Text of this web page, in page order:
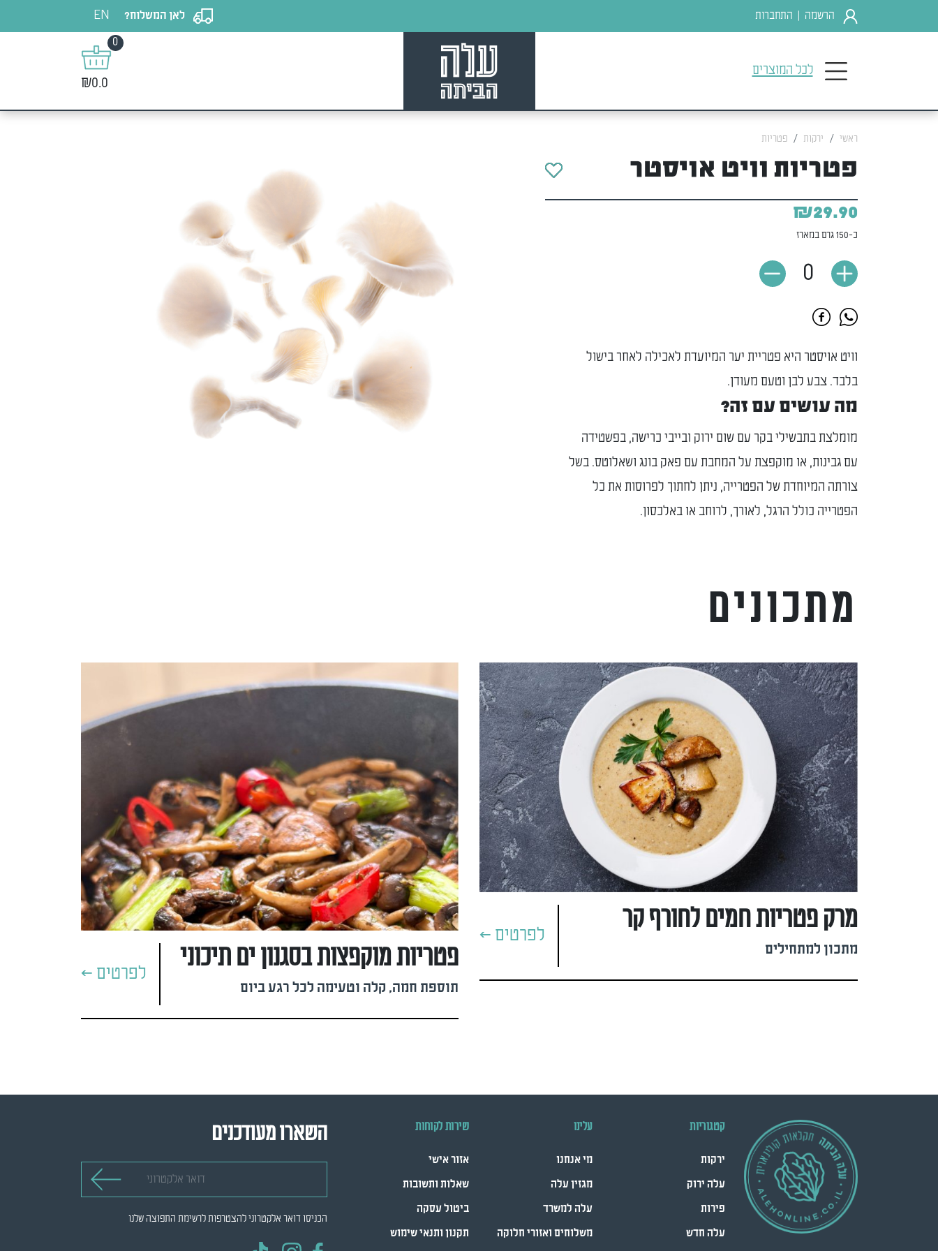
הרשמה התחברות לאן המשלוח? EN
לכל המוצרים
0
₪0.0
ראשי ירקות פטריות
פטריות וויט אויסטר
₪29.90
כ-150 גרם במארז
0
וויט אויסטר היא פטריית יער המיועדת לאכילה לאחר בישול
בלבד. צבע לבן וטעם מעודן.
מה עושים עם זה?
מומלצת בתבשילי בקר עם שום ירוק ובייבי כרישה, בפשטידה
עם גבינות, או מוקפצת על המחבת עם פאק בונג ושאלוטס. בשל
צורתה המיוחדת של הפטרייה, ניתן לחתוך לפרוסות את כל
הפטרייה כולל הרגל, לאורך, לרוחב או באלכסון.
מתכונים
מרק פטריות חמים לחורף קר
מתכון למתחילים
לפרטים >
פטריות מוקפצות בסגנון ים תיכוני
תוספת חמה, קלה וטעימה לכל רגע ביום
לפרטים >
קטגוריות
ירקות
עלה ירוק
פירות
עלה חדש
עלינו
מי אנחנו
מגזין עלה
עלה למשרד
משלוחים ואזורי חלוקה
שירות לקוחות
אזור אישי
שאלות ותשובות
ביטול עסקה
תקנון ותנאי שימוש
השארו מעודכנים
הכניסו דואר אלקטרוני להצטרפות לרשימת התפוצה שלנו